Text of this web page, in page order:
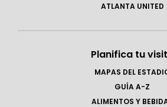
ATLANTA UNITED
Planifica tu
MAPAS DEL
GUÍA A-Z
ALIMENTOS Y